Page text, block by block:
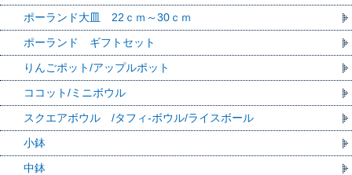
ポーランド大皿 22ｃｍ～30ｃｍ
ポーランド ギフトセット
りんごポット/アップルポット
ココット/ミニボウル
スクエアボウル /タフィ-ボウル/ライスボール
小鉢
中鉢